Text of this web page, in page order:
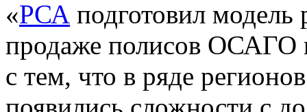
«РСА подготовил модель
продаже полисов ОСАГО
с тем, что в ряде